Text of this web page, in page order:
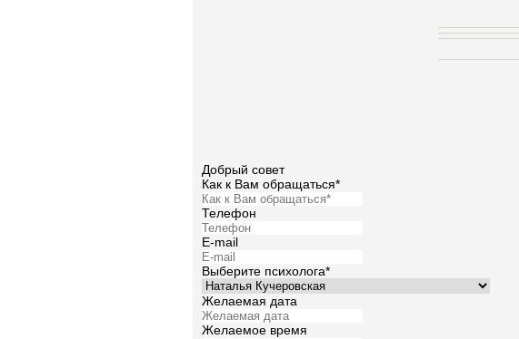
Добрый совет
Как к Вам обращаться*
Телефон
E-mail
Выберите психолога*
Желаемая дата
Желаемое время